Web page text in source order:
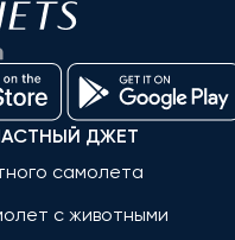
ДЖЕТ
самолета
с животными